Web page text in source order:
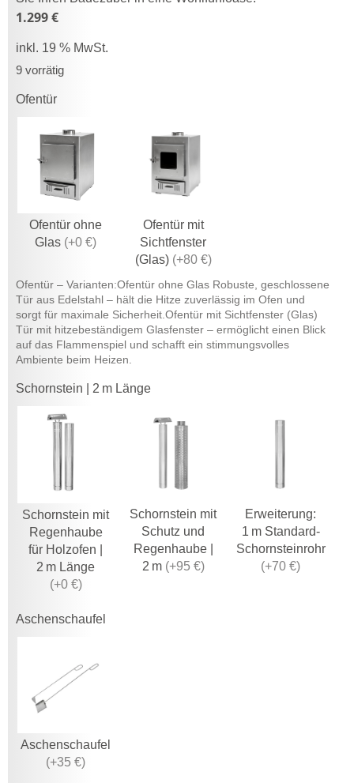
1.299€
inkl. 19 % MwSt.
9 vorrätig
Ofentür
Ofentür ohne
Glas (+0 €)
Ofentür mit
Sichtfenster
(Glas) (+80 €)
Ofentür – Varianten:Ofentür ohne Glas Robuste, geschlossene
Tür aus Edelstahl – hält die Hitze zuverlässig im Ofen und
sorgt für maximale Sicherheit.Ofentür mit Sichtfenster (Glas)
Tür mit hitzebeständigem Glasfenster – ermöglicht einen Blick
auf das Flammenspiel und schafft ein stimmungsvolles
Ambiente beim Heizen.
Schornstein | 2 m Länge
Schornstein mit
Regenhaube
für Holzofen |
2 m Länge
(+0 €)
Schornstein mit
Schutz und
Regenhaube |
2 m (+95 €)
Erweiterung:
1 m Standard-
Schornsteinrohr
(+70 €)
Aschenschaufel
Aschenschaufel
(+35 €)